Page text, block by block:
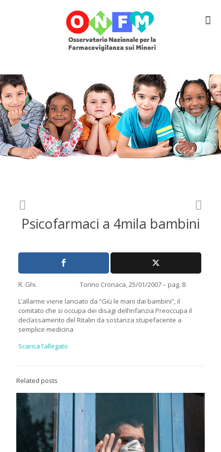
Psicofarmaci a 4mila bambini
R. Ghi. Torino Cronaca, 25/01/2007 – pag. 8
L’allarme viene lanciato da “Giù le mani dai bambini”, il
comitato che si occupa dei disagi dell’infanzia Preoccupa il
declassamento del Ritalin da sostanza stupefacente a
semplice medicina
Scarica l’allegato
Related posts